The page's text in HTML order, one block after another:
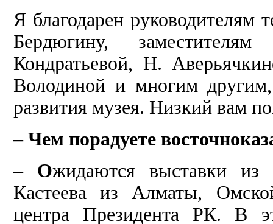
Я благодарен
Бердюгину,
Кондратьевой, Н.
Володиной и многим
развития музея. Низкий вам
– Чем порадуете
– Ожидаются выставки
Кастеева из Алматы,
центра Президента РК. В